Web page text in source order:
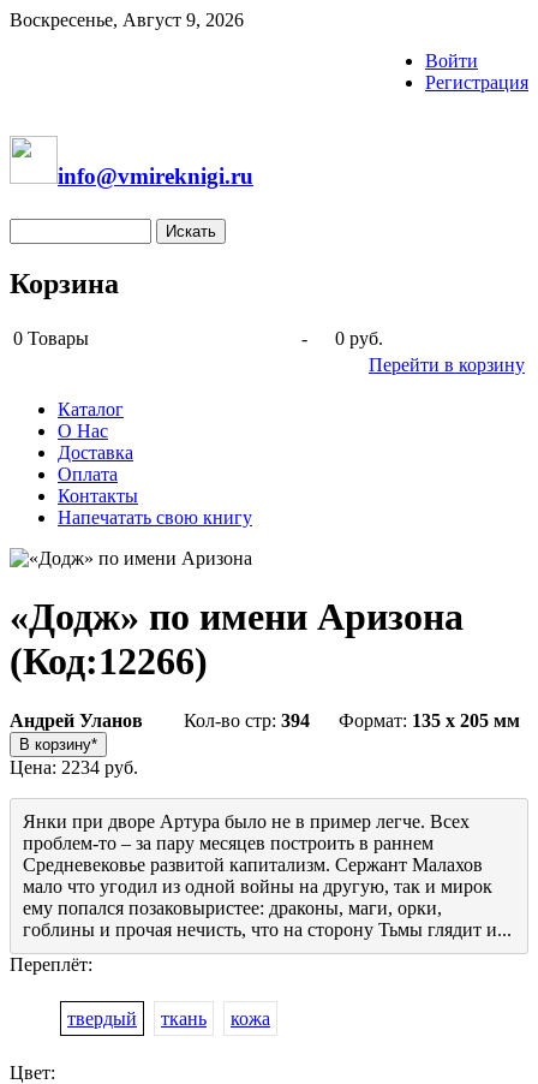
Воскресенье, Август 9, 2026
Войти
Регистрация
info@vmireknigi.ru
Корзина
0 Товары -
0 руб.
Перейти в корзину
Каталог
О Нас
Доставка
Оплата
Контакты
Напечатать свою книгу
«Додж» по имени Аризона
(Код:12266)
Андрей Уланов Кол-во стр: 394 Формат: 135 x 205 мм
Цена: 2234 руб.
Янки при дворе Артура было не в пример легче. Всех
проблем-то – за пару месяцев построить в раннем
Средневековье развитой капитализм. Сержант Малахов
мало что угодил из одной войны на другую, так и мирок
ему попался позаковыристее: драконы, маги, орки,
гоблины и прочая нечисть, что на сторону Тьмы глядит и...
Переплёт:
твердый ткань кожа
Цвет: